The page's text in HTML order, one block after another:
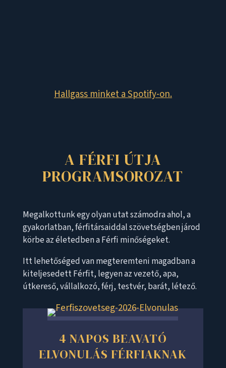
Hallgass minket a Spotify-on.
A FÉRFI ÚTJA
PROGRAMSOROZAT
Megalkottunk egy olyan utat számodra ahol, a
gyakorlatban, férfitársaiddal szövetségben járod
körbe az életedben a Férfi minőségeket.
Itt lehetőséged van megteremteni magadban a
kiteljesedett Férfit, legyen az vezető, apa,
útkereső, vállalkozó, férj, testvér, barát, létező.
4 NAPOS BEAVATÓ
ELVONULÁS FÉRFIAKNAK